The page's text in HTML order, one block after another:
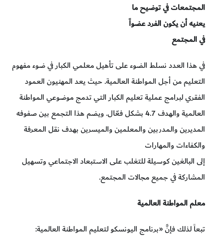
المجتمعات في توضيح ما
يعنيه أن يكون الفرد عضواً
في المجتمع
في هذا العدد نسلط الضوء على تأهيل معلمي الكبار في ضوء مفهوم
التعليم من أجل المواطنة العالمية. حيث يعد المهنيون العمود
الفقري لبرامج عملية تعليم الكبار التي تدمج موضوعي المواطنة
العالمية والهدف 4.7 بشكل فعّال. ويضم هذا التجمع بين صفوفه
المديرين والمدربين والمعلمين والميسرين بهدف نقل المعرفة
والكفاءات والمهارات
إلى البالغين كوسيلة للتغلب على الاستبعاد الاجتماعي وتسهيل
المشاركة في جميع مجالات المجتمع.
معلم المواطنة العالمية
تبعاً لذلك فإنَّ «برنامج اليونسكو لتعليم المواطنة العالمية: